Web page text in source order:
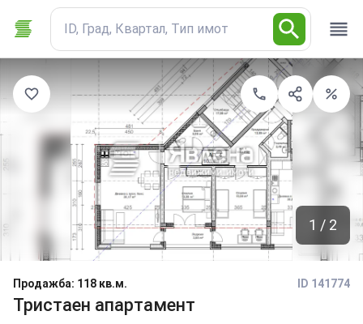
ID, Град, Квартал, Тип имот
1 / 2
Продажба: 118 кв.м.
Тристаен апартамент
ID 141774